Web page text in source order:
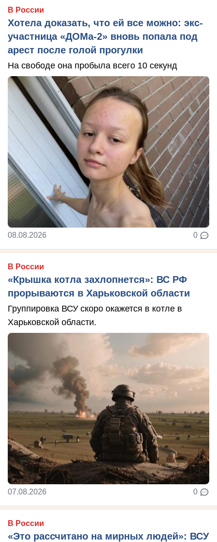
В России
Хотела доказать, что ей все можно: экс-
участница «ДОМа-2» вновь попала под
арест после голой прогулки
На свободе она пробыла всего 10 секунд
08.08.2026 0
В России
«Крышка котла захлопнется»: ВС РФ
прорываются в Харьковской области
Группировка ВСУ скоро окажется в котле в
Харьковской области.
07.08.2026 0
В России
«Это рассчитано на мирных людей»: ВСУ